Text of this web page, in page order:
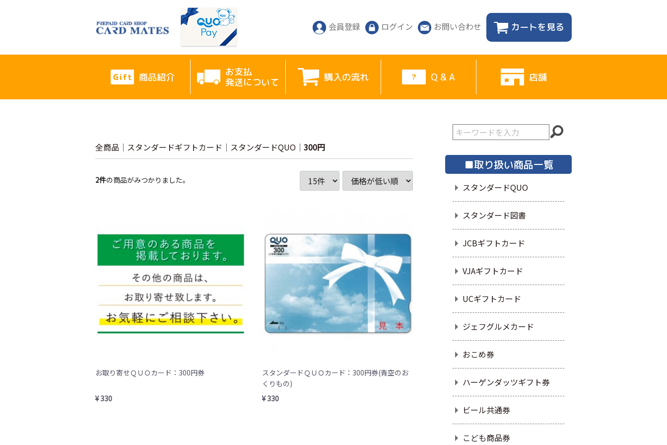
会員登録 ログイン お問い合わせ カートを見る
商品紹介
お支払
発送について
購入の流れ Q & A 店舗
全商品 スタンダードギフトカード スタンダードQUO 300円
2件の商品がみつかりました。
お取り寄せＱＵＯカード：300円券
¥ 330
スタンダードＱＵＯカード：300円券(青空のお
くりもの)
¥ 330
■取り扱い商品一覧
スタンダードQUO
スタンダード図書
JCBギフトカード
VJAギフトカード
UCギフトカード
ジェフグルメカード
おこめ券
ハーゲンダッツギフト券
ビール共通券
こども商品券